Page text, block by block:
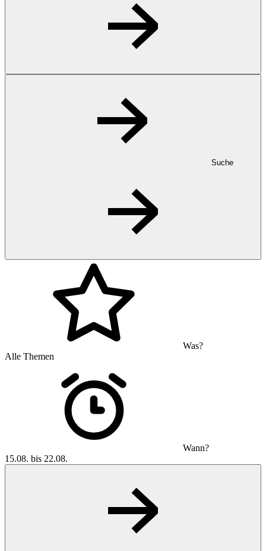
Suche
Was?
Alle Themen
Wann?
15.08. bis 22.08.